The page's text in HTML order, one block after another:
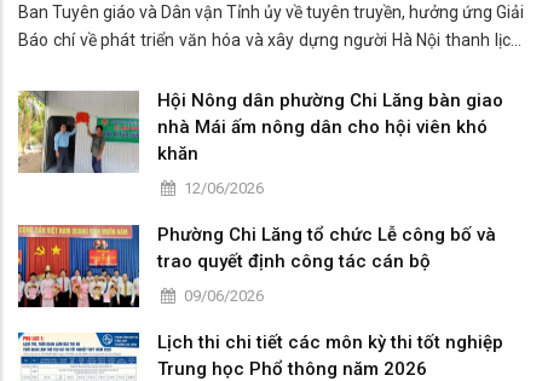
Ban Tuyên giáo và Dân vận Tỉnh ủy về tuyên truyền, hưởng ứng Giải
Báo chí về phát triển văn hóa và xây dựng người Hà Nội thanh lịch,
Hội Nông dân phường Chi Lăng bàn giao
nhà Mái ấm nông dân cho hội viên khó
khăn
12/06/2026
Phường Chi Lăng tổ chức Lễ công bố và
trao quyết định công tác cán bộ
09/06/2026
Lịch thi chi tiết các môn kỳ thi tốt nghiệp
Trung học Phổ thông năm 2026